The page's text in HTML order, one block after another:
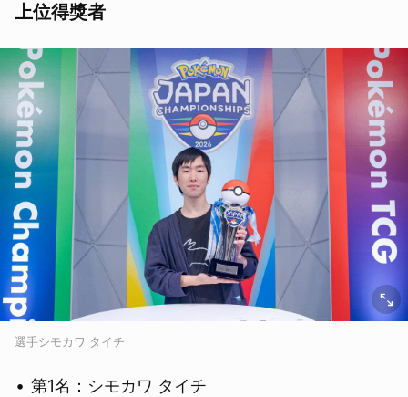
上位得獎者
選手シモカワ タイチ
第1名：シモカワ タイチ